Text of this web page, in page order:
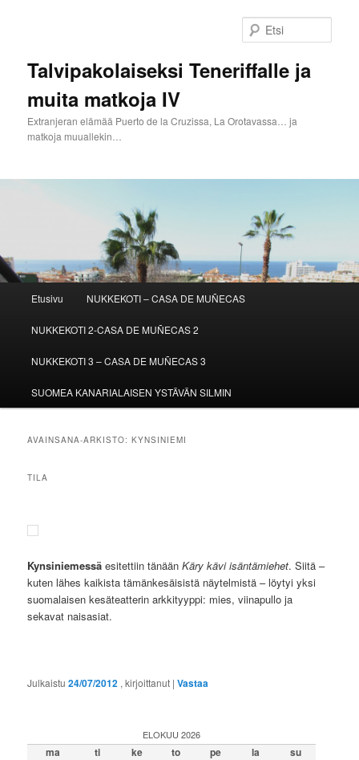
Talvipakolaiseksi Teneriffalle ja
muita matkoja IV
Extranjeran elämää Puerto de la Cruzissa, La Orotavassa… ja
matkoja muuallekin…
Etusivu NUKKEKOTI – CASA DE MUÑECAS
NUKKEKOTI 2-CASA DE MUÑECAS 2
NUKKEKOTI 3 – CASA DE MUÑECAS 3
SUOMEA KANARIALAISEN YSTÄVÄN SILMIN
AVAINSANA-ARKISTO:KYNSINIEMI
TILA
Kynsiniemessä esitettiin tänään Käry kävi isäntämiehet. Siitä –
kuten lähes kaikista tämänkesäisistä näytelmistä – löytyi yksi
suomalaisen kesäteatterin arkkityyppi: mies, viinapullo ja
sekavat naisasiat.
Julkaistu24/07/2012 , kirjoittanut |Vastaa
ELOKUU 2026
ma ti ke to pe la su